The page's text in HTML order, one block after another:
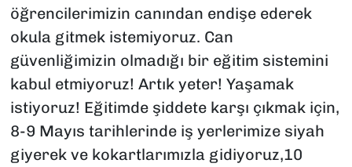
öğrencilerimizin canından endişe ederek
okula gitmek istemiyoruz. Can
güvenliğimizin olmadığı bir eğitim sistemini
kabul etmiyoruz! Artık yeter! Yaşamak
istiyoruz! Eğitimde şiddete karşı çıkmak için,
8-9 Mayıs tarihlerinde iş yerlerimize siyah
giyerek ve kokartlarımızla gidiyoruz,10